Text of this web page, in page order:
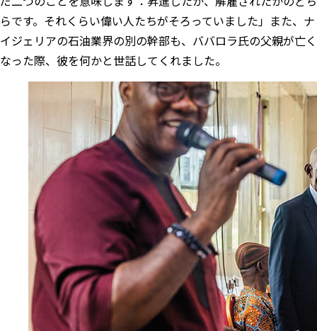
らです。それくらい偉い人たちがそろっていました」また、ナ
イジェリアの石油業界の別の幹部も、ババロラ氏の父親が亡く
なった際、彼を何かと世話してくれました。